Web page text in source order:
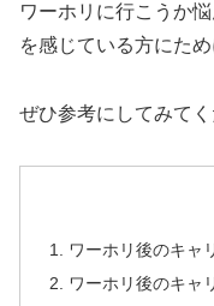
ワーホリに行こうか
を感じている方にた
ぜひ参考にしてみてく
ワーホリ後のキャ
ワーホリ後のキャ